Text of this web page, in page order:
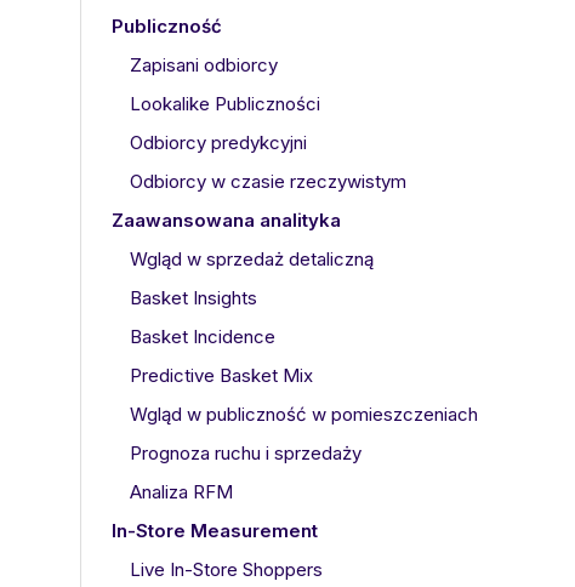
Publiczność
Zapisani odbiorcy
Lookalike Publiczności
Odbiorcy predykcyjni
Odbiorcy w czasie rzeczywistym
Zaawansowana analityka
Wgląd w sprzedaż detaliczną
Basket Insights
Basket Incidence
Predictive Basket Mix
Wgląd w publiczność w pomieszczeniach
Prognoza ruchu i sprzedaży
Analiza RFM
In-Store Measurement
Live In-Store Shoppers